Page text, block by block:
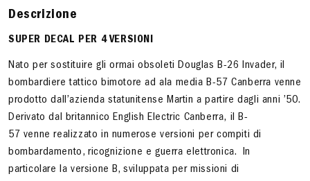
Descrizione
SUPER DECAL PER 4 VERSIONI
Nato per sostituire gli ormai obsoleti Douglas B-26 Invader, il
bombardiere tattico bimotore ad ala media B-57 Canberra venne
prodotto dall’azienda statunitense Martin a partire dagli anni ’50.
Derivato dal britannico English Electric Canberra, il B-
57 venne realizzato in numerose versioni per compiti di
bombardamento, ricognizione e guerra elettronica. In
particolare la versione B, sviluppata per missioni di